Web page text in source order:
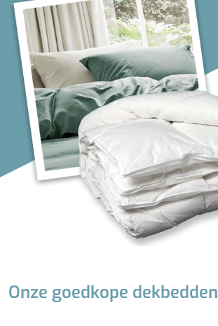
Onze goedkope dekbedden
Eigenschap
Anti-allergie
Duurzaam
Koel
Licht
Onderhoudsvrij
Vochtregulerend
Vuilafstotend